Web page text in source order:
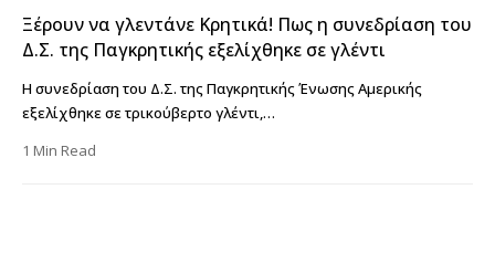
Ξέρουν να γλεντάνε Κρητικά! Πως η συνεδρίαση του
Δ.Σ. της Παγκρητικής εξελίχθηκε σε γλέντι
Η συνεδρίαση του Δ.Σ. της Παγκρητικής Ένωσης Αμερικής
εξελίχθηκε σε τρικούβερτο γλέντι,…
1 Min Read